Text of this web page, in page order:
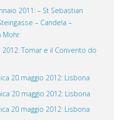
2011: – St Sebastian
– Candela –
Mohr
Tomar e il Convento do
20 maggio 2012: Lisbona
20 maggio 2012: Lisbona
20 maggio 2012: Lisbona